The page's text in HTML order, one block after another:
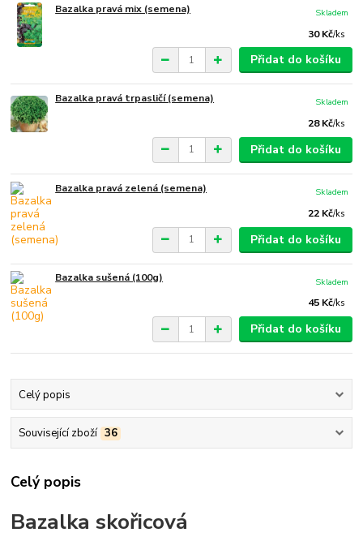
Bazalka pravá mix (semena)
30 Kč/ks
Skladem
Přidat do košíku
Bazalka pravá trpasličí (semena)
28 Kč/ks
Skladem
Přidat do košíku
Bazalka pravá zelená (semena)
22 Kč/ks
Skladem
Přidat do košíku
Bazalka sušená (100g)
45 Kč/ks
Skladem
Přidat do košíku
Celý popis
Související zboží 36
Celý popis
Bazalka skořicová